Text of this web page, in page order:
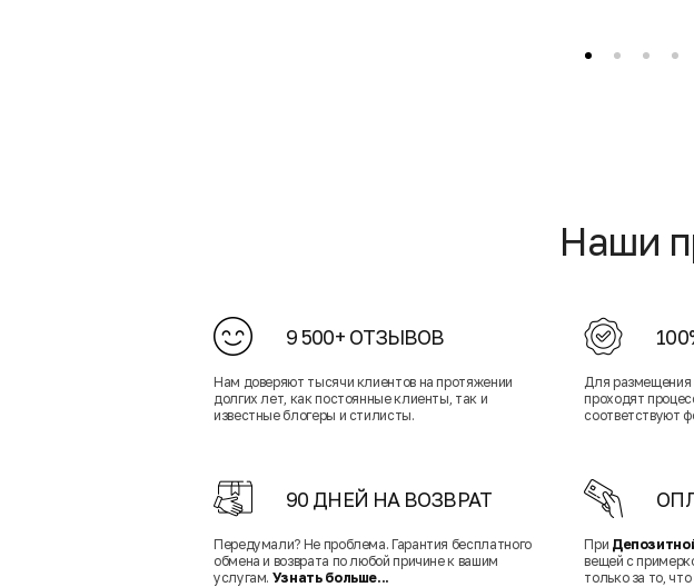
Наши
9 500+ ОТЗЫВОВ
Нам доверяют тысячи клиентов на протяжении
долгих лет, как постоянные клиенты, так и
известные блогеры и стилисты.
Для размещения
проходят
соответствуют
90 ДНЕЙ НА ВОЗВРАТ
Передумали? Не проблема. Гарантия бесплатного
обмена и возврата по любой причине к вашим
услугам. Узнать больше...
При
вещей с
только за то,